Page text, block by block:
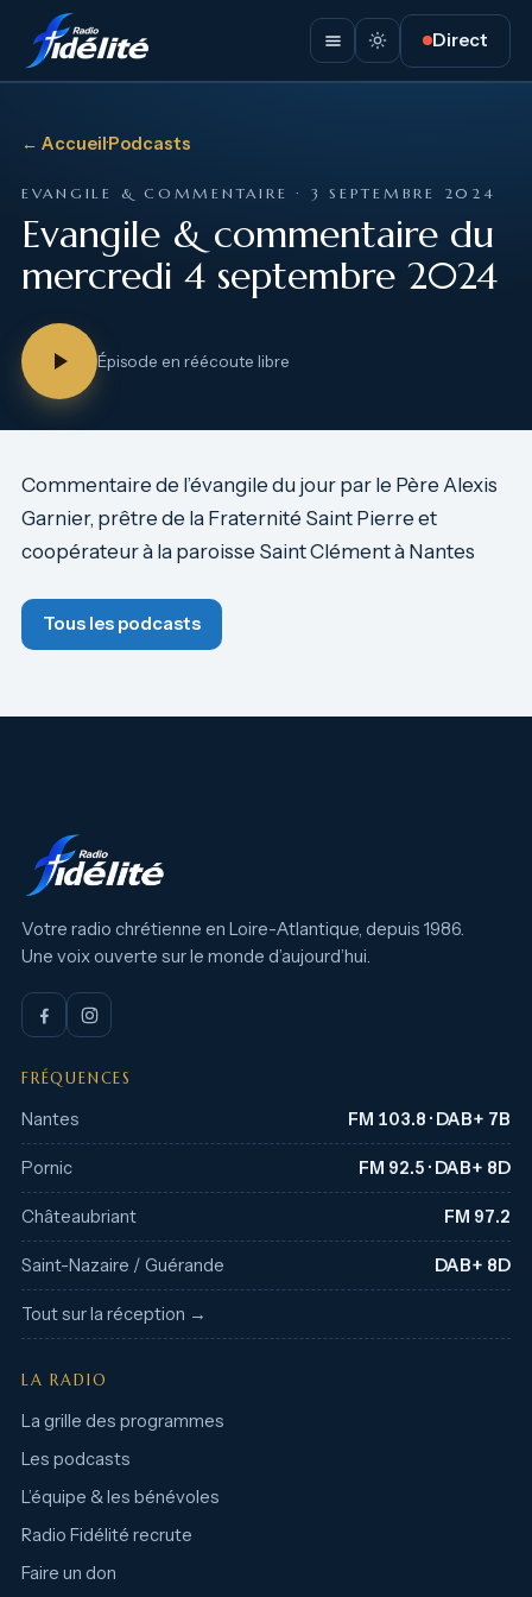
Direct
← Accueil·Podcasts
EVANGILE & COMMENTAIRE · 3 SEPTEMBRE 2024
Evangile & commentaire du
mercredi 4 septembre 2024
Épisode en réécoute libre
Commentaire de l’évangile du jour par le Père Alexis
Garnier, prêtre de la Fraternité Saint Pierre et
coopérateur à la paroisse Saint Clément à Nantes
Tous les podcasts
Votre radio chrétienne en Loire-Atlantique, depuis 1986.
Une voix ouverte sur le monde d’aujourd’hui.
FRÉQUENCES
Nantes FM 103.8 · DAB+ 7B
Pornic FM 92.5 · DAB+ 8D
Châteaubriant FM 97.2
Saint-Nazaire / Guérande DAB+ 8D
Tout sur la réception →
LA RADIO
La grille des programmes
Les podcasts
L’équipe & les bénévoles
Radio Fidélité recrute
Faire un don